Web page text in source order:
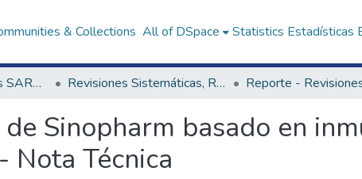
& Collections All of DSpace Statistics Estadísticas
Artículos - Reportes SARS-CoV-2 Revisiones Sistemáticas, Rápidas y Notas Técnicas - UNAGESP
Sinopharm basado en
Nota Técnica